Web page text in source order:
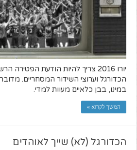
יורו 2016 צריך להיות הודעת
הכדורגל וערוצי השידור המסחריים.
במינו, בבן כלאיים מעוות למדי.
המשך לקרוא »
הכדורגל (לא) שייך לאוהדים